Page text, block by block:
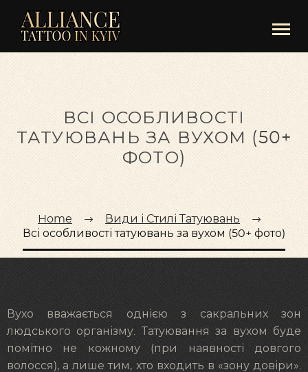
ВСІ ОСОБЛИВОСТІ
ТАТУЮВАНЬ ЗА ВУХОМ (50+
ФОТО)
Home
Види і Стилі Татуювань
Всі особливості татуювань за вухом (50+ фото)
Вухо вважається однією з сакральних зон
людського організму. Татуювання за вухом буде
помітно не кожному (при наявності довгого
волосся), а лише тим, хто входить в «зону довіри».